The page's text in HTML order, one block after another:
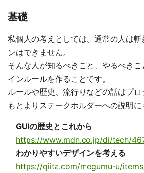
基礎
私個人の考えとしては、通常の人は斬
ンはできません。
そんな人が知るべきこと、やるべき
インルールを作ることです。
ルールや歴史、流行りなどの話はプ
もとよりステークホルダーへの説明に
GUIの歴史とこれから
https://www.mdn.co.jp/di/tech/
わかりやすいデザインを考える
https://qiita.com/megumu-u/